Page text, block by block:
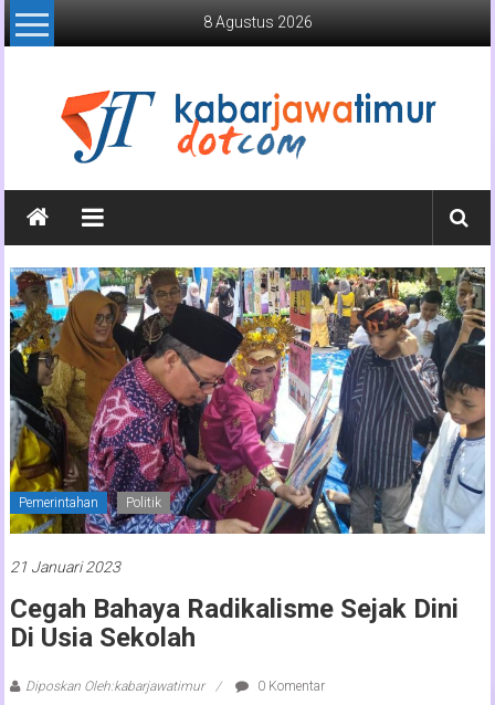
Lompat
ke
8 Agustus 2026
Kabar
Jawa
Timur
Media
Online
Jawa
Timur
Pemerintahan Politik
21 Januari 2023
Cegah Bahaya Radikalisme Sejak Dini
Di Usia Sekolah
Diposkan Oleh:kabarjawatimur 0 Komentar